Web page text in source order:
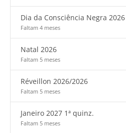
Dia da Consciência Negra 2026
Faltam 4 meses
Natal 2026
Faltam 5 meses
Réveillon 2026/2026
Faltam 5 meses
Janeiro 2027 1ª quinz.
Faltam 5 meses